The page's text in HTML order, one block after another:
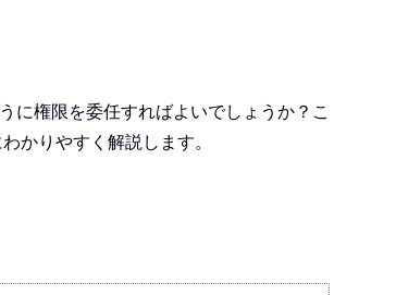
に権限を委任すればよいでしょうか？こ
かりやすく解説します。